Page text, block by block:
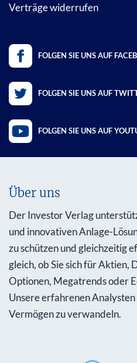
Verträge widerrufen
FOLGEN SIE UNS AUF
FOLGEN SIE UNS AUF
FOLGEN SIE UNS AUF
Über uns
Der Investor Verlag
und innovativen Anlage-
zu schützen und gleichzeitig
gleich, ob Sie sich für Aktien,
Optionen, Megatrends oder
Unsere erfahrenen
Vermögen zu verwandeln.